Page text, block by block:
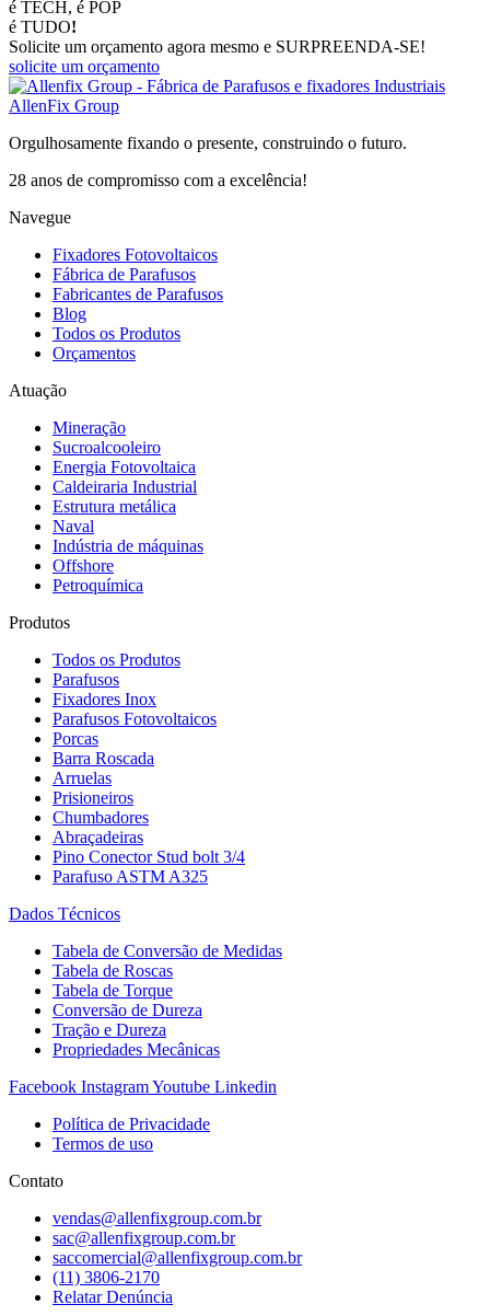
é TECH, é POP
é TUDO!
Solicite um orçamento agora mesmo e SURPREENDA-SE!
solicite um orçamento
AllenFix Group
Orgulhosamente fixando o presente, construindo o futuro.
28 anos de compromisso com a excelência!
Navegue
Fixadores Fotovoltaicos
Fábrica de Parafusos
Fabricantes de Parafusos
Blog
Todos os Produtos
Orçamentos
Atuação
Mineração
Sucroalcooleiro
Energia Fotovoltaica
Caldeiraria Industrial
Estrutura metálica
Naval
Indústria de máquinas
Offshore
Petroquímica
Produtos
Todos os Produtos
Parafusos
Fixadores Inox
Parafusos Fotovoltaicos
Porcas
Barra Roscada
Arruelas
Prisioneiros
Chumbadores
Abraçadeiras
Pino Conector Stud bolt 3/4
Parafuso ASTM A325
Dados Técnicos
Tabela de Conversão de Medidas
Tabela de Roscas
Tabela de Torque
Conversão de Dureza
Tração e Dureza
Propriedades Mecânicas
Facebook InstagramYoutube Linkedin
Política de Privacidade
Termos de uso
Contato
vendas@allenfixgroup.com.br
sac@allenfixgroup.com.br
saccomercial@allenfixgroup.com.br
(11) 3806-2170
Relatar Denúncia